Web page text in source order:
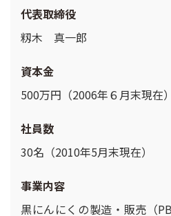
代表取締役
籾木 真一郎
資本金
500万円（2006年６月末現在）
社員数
30名（2010年5月末現在）
事業内容
黒にんにくの製造・販売（